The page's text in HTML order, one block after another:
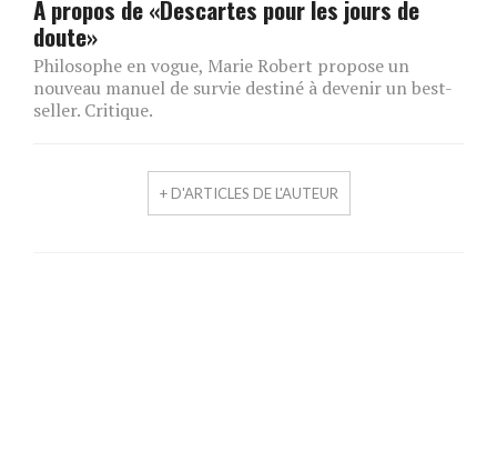
A propos de «Descartes pour les jours de
doute»
Philosophe en vogue, Marie Robert propose un
nouveau manuel de survie destiné à devenir un best-
seller. Critique.
+ D'ARTICLES DE L'AUTEUR